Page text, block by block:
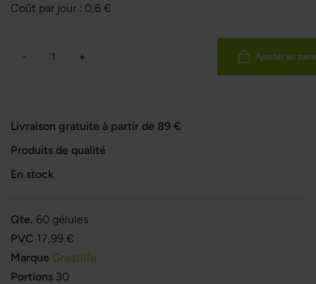
Coût par jour : 0,6 €
- + Ajouter au
Livraison gratuite à partir de 89 €
Produits de qualité
En stock
Qte. 60 gélules
PVC 17,99 €
Marque Greatlife
Portions 30